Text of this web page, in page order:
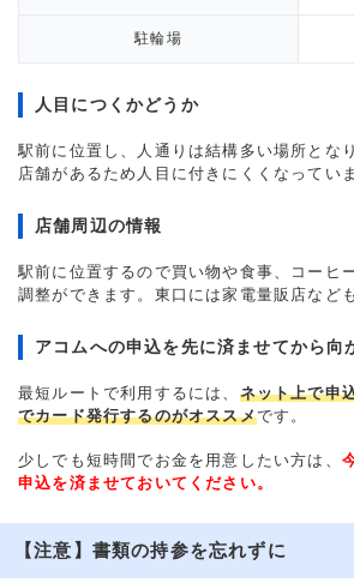
駐輪場
人目につくかどうか
駅前に位置し、人通りは結構多い場所とな
店舗があるため人目に付きにくくなっていま
店舗周辺の情報
駅前に位置するので買い物や食事、コーヒ
調整ができます。東口には家電量販店など
アコムへの申込を先に済ませてから向
最短ルートで利用するには、 ネット上で申
でカード発行するのがオススメです。
少しでも短時間でお金を用意したい方は、
申込を済ませておいてください。
【注意】書類の持参を忘れずに